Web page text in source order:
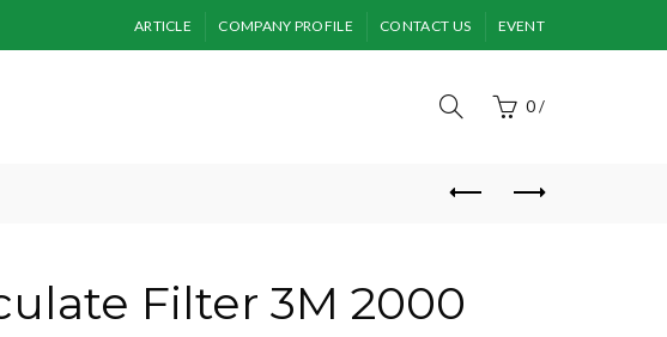
ARTICLE COMPANY PROFILE CONTACT US EVENT
0/
Filter 3M 2000